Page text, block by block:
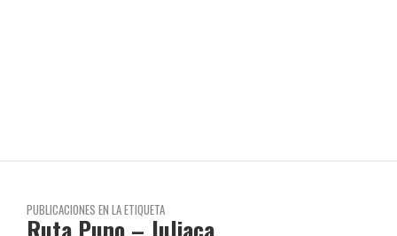
PUBLICACIONES EN LA ETIQUETA